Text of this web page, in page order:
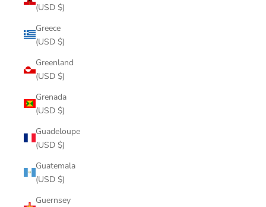
(USD $)
Greece
(USD $)
Greenland
(USD $)
Grenada
(USD $)
Guadeloupe
(USD $)
Guatemala
(USD $)
Guernsey